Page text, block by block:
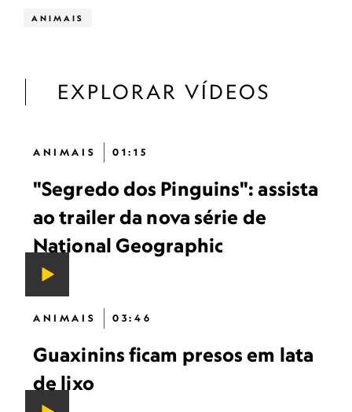
ANIMAIS
EXPLORAR VÍDEOS
ANIMAIS 01:15
"Segredo dos Pinguins": assista
ao trailer da nova série de
National Geographic
ANIMAIS 03:46
Guaxinins ficam presos em lata
de lixo